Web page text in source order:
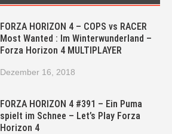
FORZA HORIZON 4 – COPS vs RACER
Most Wanted : Im Winterwunderland –
Forza Horizon 4 MULTIPLAYER
Dezember 16, 2018
FORZA HORIZON 4 #391 – Ein Puma
spielt im Schnee – Let’s Play Forza
Horizon 4